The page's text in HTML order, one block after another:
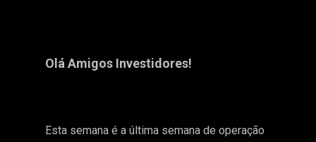
Olá Amigos Investidores!
Esta semana é a última semana de operação